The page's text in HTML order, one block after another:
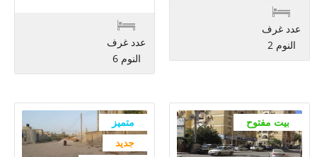
عدد غرف
النوم 2
عدد غرف
النوم 6
بيت مفتوح
متميز
جديد